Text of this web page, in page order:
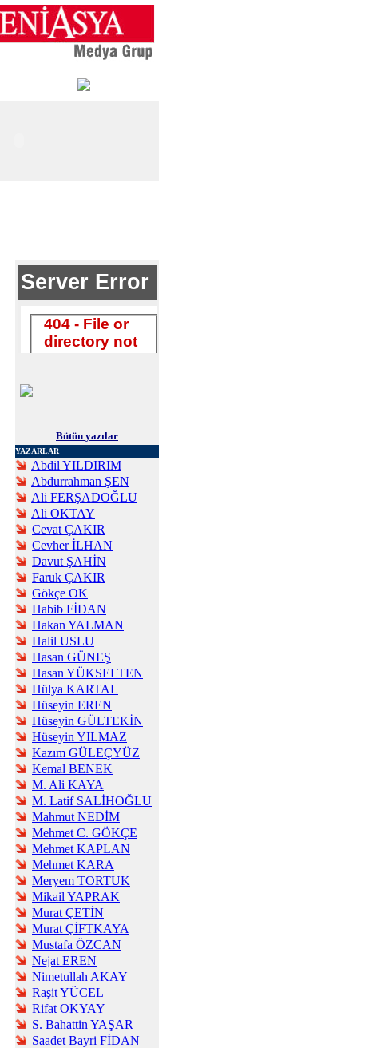
Bütün yazılar
YAZARLAR
Abdil YILDIRIM
Abdurrahman ŞEN
Ali FERŞADOĞLU
Ali OKTAY
Cevat ÇAKIR
Cevher İLHAN
Davut ŞAHİN
Faruk ÇAKIR
Gökçe OK
Habib FİDAN
Hakan YALMAN
Halil USLU
Hasan GÜNEŞ
Hasan YÜKSELTEN
Hülya KARTAL
Hüseyin EREN
Hüseyin GÜLTEKİN
Hüseyin YILMAZ
Kazım GÜLEÇYÜZ
Kemal BENEK
M. Ali KAYA
M. Latif SALİHOĞLU
Mahmut NEDİM
Mehmet C. GÖKÇE
Mehmet KAPLAN
Mehmet KARA
Meryem TORTUK
Mikail YAPRAK
Murat ÇETİN
Murat ÇİFTKAYA
Mustafa ÖZCAN
Nejat EREN
Nimetullah AKAY
Raşit YÜCEL
Rifat OKYAY
S. Bahattin YAŞAR
Saadet Bayri FİDAN